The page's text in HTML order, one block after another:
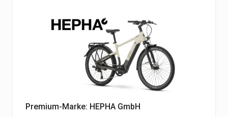
Premium-Marke: HEPHA GmbH